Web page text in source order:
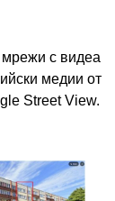
мрежи с видеа
медии от
Street View.